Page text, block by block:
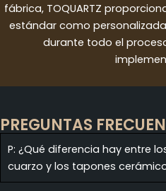
fábrica, TOQUARTZ
estándar como
durante todo el
PREGUNTAS
P: ¿Qué diferencia hay entre
cuarzo y los tapones